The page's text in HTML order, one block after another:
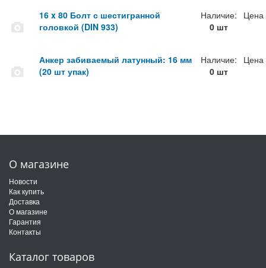
16 x 80 Болт с шестигранной
головкой (DIN 933)
Наличие:
0 шт
Цена
Анкер забиваемый латунный: 16 мм
(20 шт упак)
Наличие:
0 шт
Цена
О магазине
Новости
Как купить
Доставка
О магазине
Гарантия
Контакты
Каталог товаров